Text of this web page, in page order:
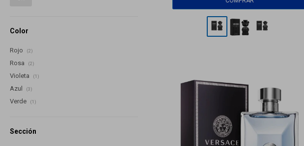
Color
Rojo (2)
Rosa (2)
Violeta (1)
Azul (3)
Verde (1)
Sección